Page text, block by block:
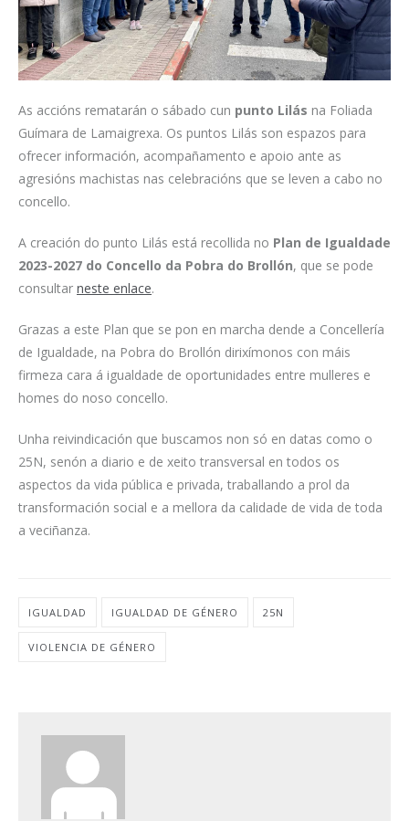
As accións rematarán o sábado cun punto Lilás na Foliada
Guímara de Lamaigrexa. Os puntos Lilás son espazos para
ofrecer información, acompañamento e apoio ante as
agresións machistas nas celebracións que se leven a cabo no
concello.
A creación do punto Lilás está recollida no Plan de Igualdade
2023-2027 do Concello da Pobra do Brollón, que se pode
consultar neste enlace.
Grazas a este Plan que se pon en marcha dende a Concellería
de Igualdade, na Pobra do Brollón dirixímonos con máis
firmeza cara á igualdade de oportunidades entre mulleres e
homes do noso concello.
Unha reivindicación que buscamos non só en datas como o
25N, senón a diario e de xeito transversal en todos os
aspectos da vida pública e privada, traballando a prol da
transformación social e a mellora da calidade de vida de toda
a veciñanza.
IGUALDAD IGUALDAD DE GÉNERO 25N
VIOLENCIA DE GÉNERO